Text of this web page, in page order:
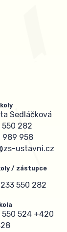
Sedláčková
282
989 958
ustavni.cz
/ zástupce
550 282
524 +420